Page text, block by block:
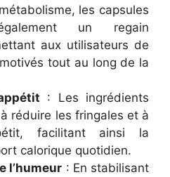
les capsules
un regain
aux utilisateurs de
tout au long de la
: Les ingrédients
réduire les fringales et à
facilitant ainsi la
calorique quotidien.
l’humeur : En stabilisant